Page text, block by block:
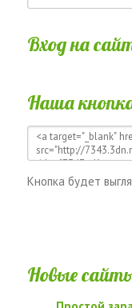
Вход на
Наша
Кнопка будет
Новые